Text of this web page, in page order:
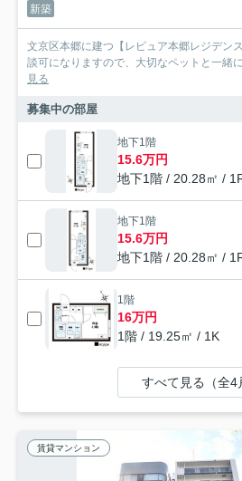
新築
文京区本郷に建つ【レピュア本郷レジデン
談可になりますので、大切なペットと一緒
見る
募集中の部屋
地下1階
15.6万円
地下1階 / 20.28㎡ /
地下1階
15.6万円
地下1階 / 20.28㎡ /
1階
16万円
1階 / 19.25㎡ / 1K
すべて見る（全4
賃貸マンション